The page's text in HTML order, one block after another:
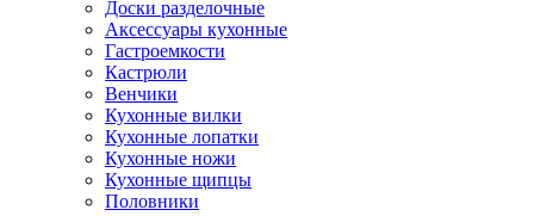
Доски разделочные
Аксессуары кухонные
Гастроемкости
Кастрюли
Венчики
Кухонные вилки
Кухонные лопатки
Кухонные ножи
Кухонные щипцы
Половники